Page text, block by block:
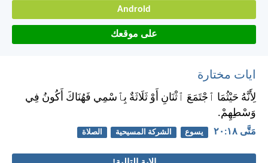
Android
على موقعك
ايات مختارة
لِأَنَّهُ حَيْثُمَا ٱجْتَمَعَ ٱثْنَانِ أَوْ ثَلَاثَةٌ بِٱسْمِي فَهُنَاكَ أَكُونُ فِي
وَسْطِهِمْ.
مَتَّى ١٨:‏٢٠ يسوع الشركة المسيحية الصلاة